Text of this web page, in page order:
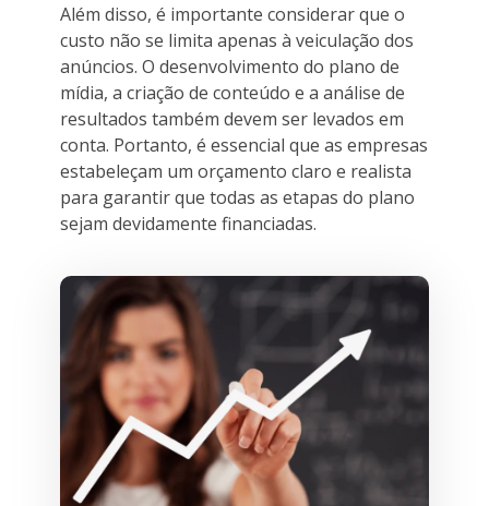
Além disso, é importante considerar que o
custo não se limita apenas à veiculação dos
anúncios. O desenvolvimento do plano de
mídia, a criação de conteúdo e a análise de
resultados também devem ser levados em
conta. Portanto, é essencial que as empresas
estabeleçam um orçamento claro e realista
para garantir que todas as etapas do plano
sejam devidamente financiadas.